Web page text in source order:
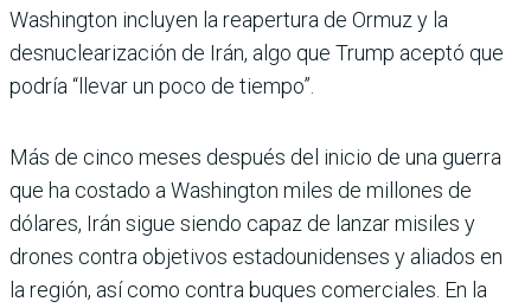
Washington incluyen la reapertura de Ormuz y la
desnuclearización de Irán, algo que Trump aceptó que
podría “llevar un poco de tiempo”.
Más de cinco meses después del inicio de una guerra
que ha costado a Washington miles de millones de
dólares, Irán sigue siendo capaz de lanzar misiles y
drones contra objetivos estadounidenses y aliados en
la región, así como contra buques comerciales. En la